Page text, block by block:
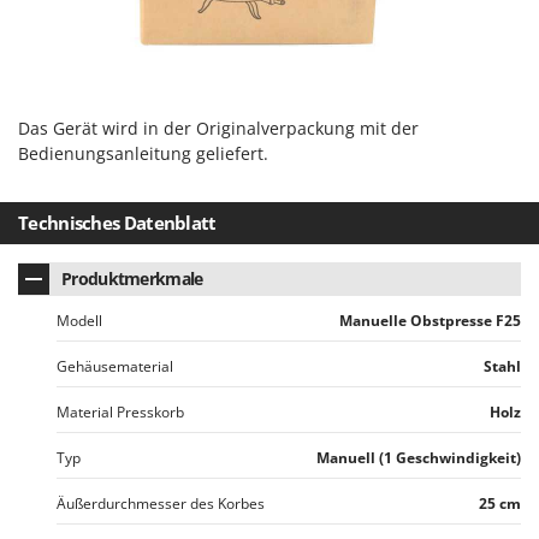
Rührtöpfe mit Elektrischem Rührwerk
S
Sämaschinen und Düngerstreuer
Schneefräsen
Schrotmühlen - elektrisch
Schwader für Traktoren
Schweißgeräte
Sichelmähwerke für Traktoren
Sichelmulcher für Traktoren
Sortierer für Oliven
GVS
GYS
H
Hailo
Helvi
HiKOKI
Honda
Idromatic
Il-Tec
Imperia
Das Gerät wird in der Originalverpackung mit der
Bedienungsanleitung geliefert.
Technisches Datenblatt
Produktmerkmale
Modell Manuelle Obstpresse F25
Gehäusematerial Stahl
Material Presskorb Holz
Typ Manuell (1 Geschwindigkeit)
Äußerdurchmesser des Korbes 25 cm